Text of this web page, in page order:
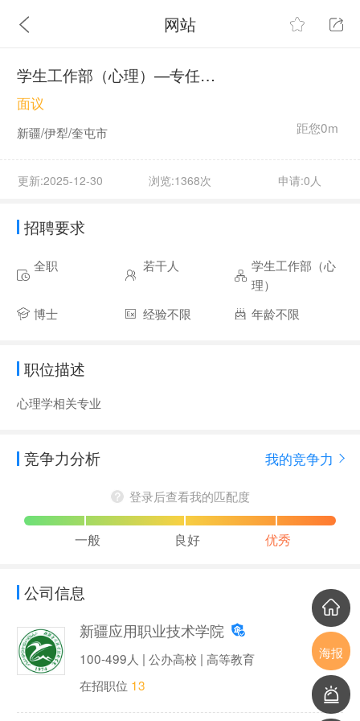
网站
学生工作部（心理）—专任教师
距您0m
面议
新疆/伊犁/奎屯市
更新:2025-12-30 浏览:1368次 申请:0人
招聘要求
全职 若干人
学生工作部（心
理）
博士
经验不限 年龄不限
职位描述
心理学相关专业
竞争力分析 我的竞争力
登录后查看我的匹配度
一般 良好 优秀
公司信息
新疆应用职业技术学院
100-499人 | 公办高校 | 高等教育
在招职位 13
海报